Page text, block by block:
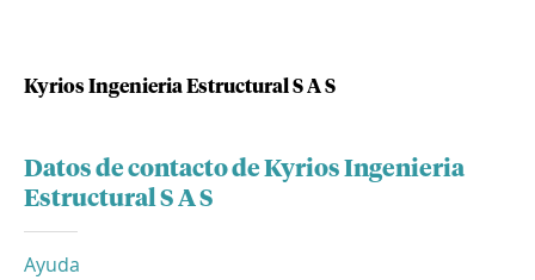
Kyrios Ingenieria Estructural S A S
Datos de contacto de Kyrios Ingenieria
Estructural S A S
Ayuda